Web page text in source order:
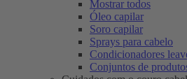
Mostrar todos
Óleo capilar
Soro capilar
Sprays para cabelo
Condicionadores
Conjuntos de